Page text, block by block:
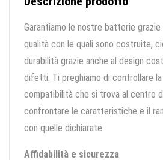
Garantiamo le nostre batterie
qualità con le quali sono costruite,
durabilità grazie anche al design
difetti. Ti preghiamo di controllare
compatibilità che si trova al centro
confrontare le caratteristiche e il
con quelle dichiarate.
Affidabilità e sicurezza